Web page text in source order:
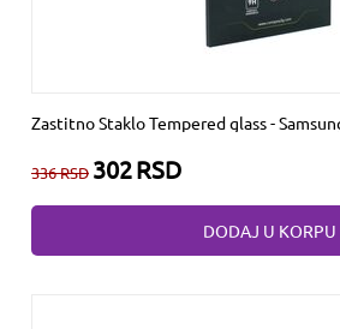
Zastitno Staklo Tempered glass -
336RSD 302RSD
DODAJ U KORPU